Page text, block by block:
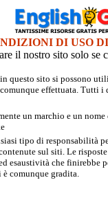
DI USO
il nostro sito solo se
questo sito si possono
effettuata. Tutti
un marchio e un
tipo di responsabilità
sul siti. Le
esaustività che finirebbe
comunque gradita.